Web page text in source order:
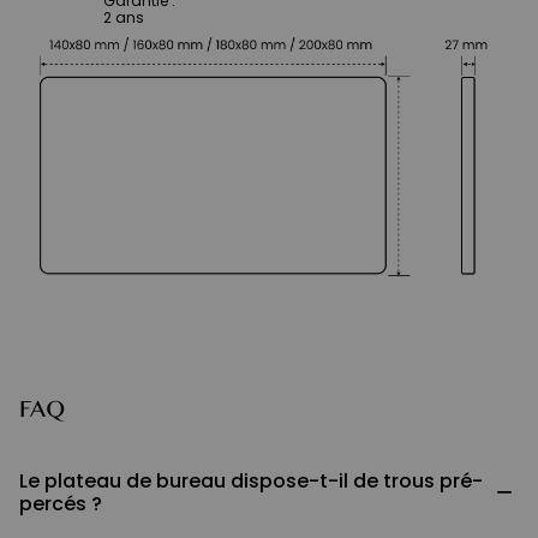
2 ans
FAQ
Le plateau de bureau dispose-t-il de trous pré-
percés ?
−